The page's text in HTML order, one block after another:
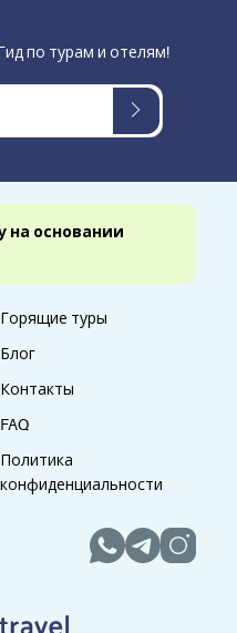
на основании
Горящие туры
Блог
Контакты
FAQ
Политика
конфиденциальности
по турам и отелям!